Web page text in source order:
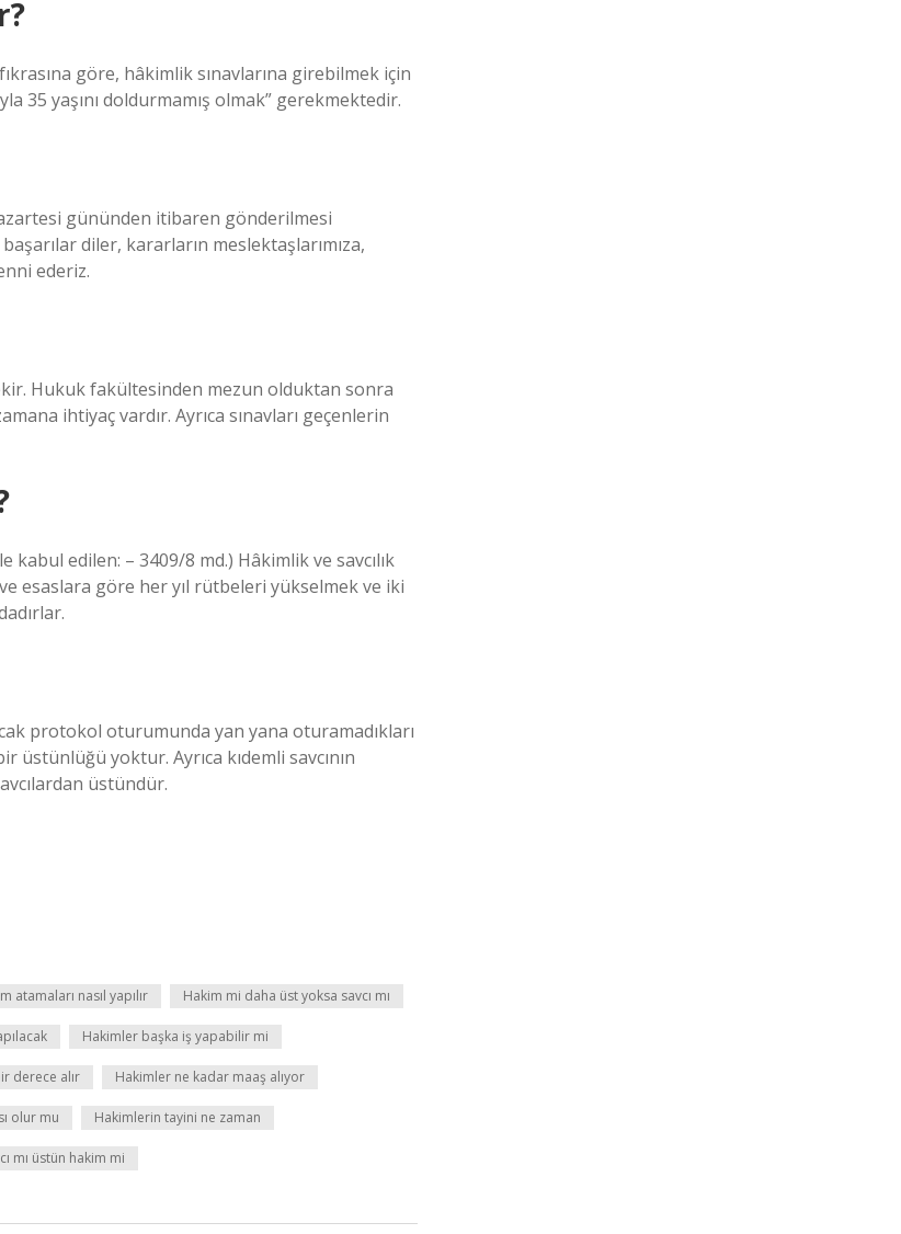
göre, hâkimlik sınavlarına girebilmek için
35 yaşını doldurmamış olmak” gerekmektedir.
gününden itibaren gönderilmesi
diler, kararların meslektaşlarımıza,
ederiz.
Hukuk fakültesinden mezun olduktan sonra
ihtiyaç vardır. Ayrıca sınavları geçenlerin
kabul edilen: – 3409/8 md.) Hâkimlik ve savcılık
esaslara göre her yıl rütbeleri yükselmek ve iki
protokol oturumunda yan yana oturamadıkları
yoktur. Ayrıca kıdemli savcının
üstündür.
atamaları nasıl yapılır Hakim mi daha üst yoksa savcı mı
Hakimler başka iş yapabilir mi
derece alır Hakimler ne kadar maaş alıyor
olur mu Hakimlerin tayini ne zaman
mı üstün hakim mi